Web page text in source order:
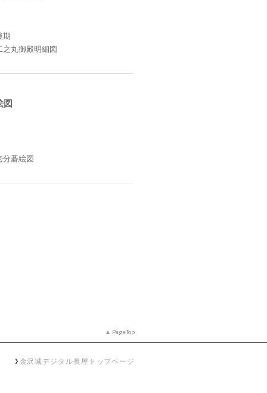
期
之丸御殿明細図
図
分碁絵図
PageTop
金沢城デジタル長屋トップページ